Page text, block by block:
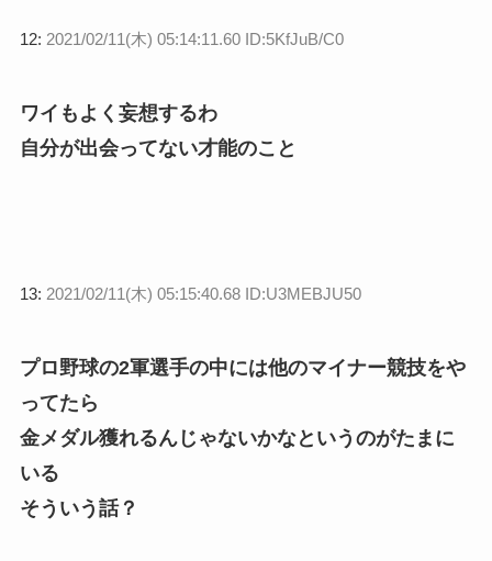
12: 2021/02/11(木) 05:14:11.60 ID:5KfJuB/C0
ワイもよく妄想するわ
自分が出会ってない才能のこと
13: 2021/02/11(木) 05:15:40.68 ID:U3MEBJU50
プロ野球の2軍選手の中には他のマイナー競技をや
ってたら
金メダル獲れるんじゃないかなというのがたまに
いる
そういう話？